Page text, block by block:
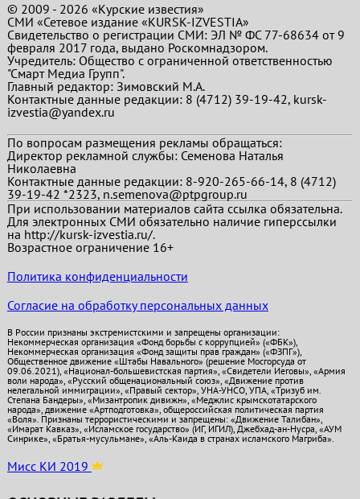
© 2009 - 2026 «Курские известия»
СМИ «Сетевое издание «KURSK-IZVESTIA»
Свидетельство о регистрации СМИ: ЭЛ № ФС 77-68634 от 9
февраля 2017 года, выдано Роскомнадзором.
Учредитель: Общество с ограниченной ответственностью
"Смарт Медиа Групп".
Главный редактор:Зимовский М.А.
Контактные данные редакции: 8 (4712) 39-19-42, kursk-
izvestia@yandex.ru
По вопросам размещения рекламы обращаться:
Директор рекламной службы: Семенова Наталья
Николаевна
Контактные данные редакции: 8-920-265-66-14, 8 (4712)
39-19-42 *2323, n.semenova@ptpgroup.ru
При использовании материалов сайта ссылка обязательна.
Для электронных СМИ обязательно наличие гиперссылки
на http://kursk-izvestia.ru/.
Возрастное ограничение 16+
Политика конфиденциальности
Согласие на обработку персональных данных
В России признаны экстремистскими и запрещены организации:
Некоммерческая организация «Фонд борьбы с коррупцией» («ФБК»),
Некоммерческая организация «Фонд защиты прав граждан» («ФЗПГ»),
Общественное движение «Штабы Навального» (решение Мосгорсуда от
09.06.2021), «Национал-большевистская партия», «Свидетели Иеговы», «Армия
воли народа», «Русский общенациональный союз», «Движение против
нелегальной иммиграции», «Правый сектор», УНА-УНСО, УПА, «Тризуб им.
Степана Бандеры», «Мизантропик дивижн», «Меджлис крымскотатарского
народа», движение «Артподготовка», общероссийская политическая партия
«Воля». Признаны террористическими и запрещены: «Движение Талибан»,
«Имарат Кавказ», «Исламское государство» (ИГ, ИГИЛ), Джебхад-ан-Нусра, «АУМ
Синрике», «Братья-мусульмане», «Аль-Каида в странах исламского Магриба».
Мисс КИ 2019